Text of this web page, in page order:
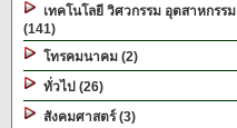
เทคโนโลยี วิศวกรรม อุตสาหกรรม
(141)
โทรคมนาคม (2)
ทั่วไป (26)
สังคมศาสตร์ (3)